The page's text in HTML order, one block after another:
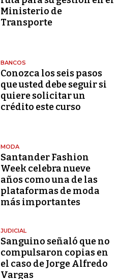
Ministerio de
Transporte
BANCOS
Conozca los seis pasos
que usted debe seguir si
quiere solicitar un
crédito este curso
MODA
Santander Fashion
Week celebra nueve
años como una de las
plataformas de moda
más importantes
JUDICIAL
Sanguino señaló que no
compulsaron copias en
el caso de Jorge Alfredo
Vargas